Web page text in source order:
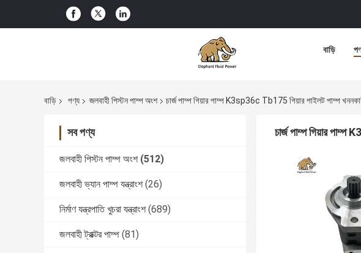
বাড়ি
বাড়ি পণ্য জলবাহী পিস্টন পাম্প অংশ চার্জ পাম্প গিয়ার পাম্প K3sp36c Tb175 গিয়ার পাইলট পাম্প
সব পণ্য
জলবাহী পিস্টন পাম্প অংশ (512)
জলবাহী ভ্যান পাম্প যন্ত্রাংশ (26)
নির্মাণ যন্ত্রপাতি খুচরা যন্ত্রাংশ (689)
জলবাহী ট্রাক্টর পাম্প (81)
চার্জ পাম্প গিয়ার